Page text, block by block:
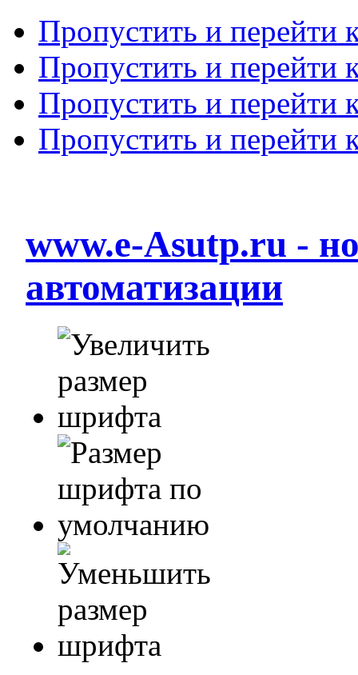
Пропустить и перейти
Пропустить и перейти
Пропустить и перейти
Пропустить и перейти
www.e-Asutp.ru -
автоматизации